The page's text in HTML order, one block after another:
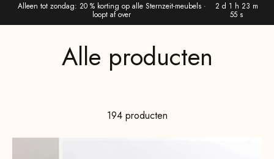
Alleen tot zondag: 20 % korting op alle Sternzeit-meubels ·
loopt af over
2 d 1 h 23 m
53 s
194 producten